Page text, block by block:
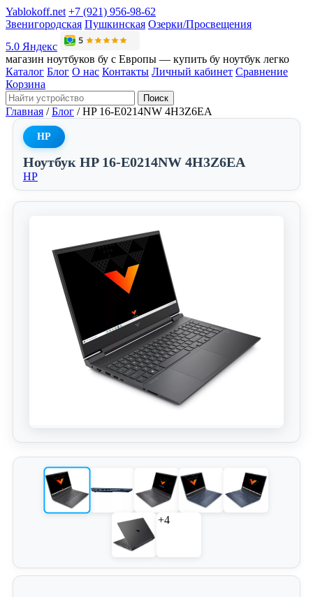
Yablokoff.net +7 (921) 956-98-62
Звенигородская Пушкинская Озерки/Просвещения
5.0 Яндекс
магазин ноутбуков бу с Европы — купить бу ноутбук легко
Каталог Блог О нас Контакты Личный кабинет Сравнение
Корзина
Поиск
Главная / Блог / HP 16-E0214NW 4H3Z6EA
HP
Ноутбук HP 16-E0214NW 4H3Z6EA
HP
+4